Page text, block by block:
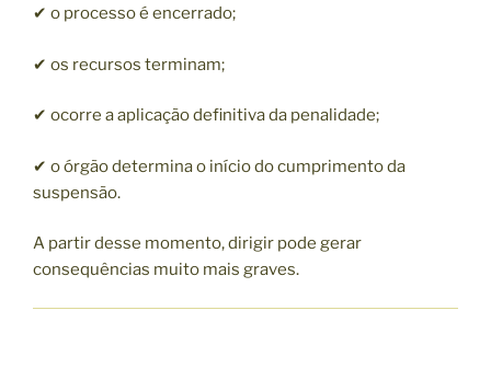
✔ o processo é encerrado;
✔ os recursos terminam;
✔ ocorre a aplicação definitiva da penalidade;
✔ o órgão determina o início do cumprimento da
suspensão.
A partir desse momento, dirigir pode gerar
consequências muito mais graves.